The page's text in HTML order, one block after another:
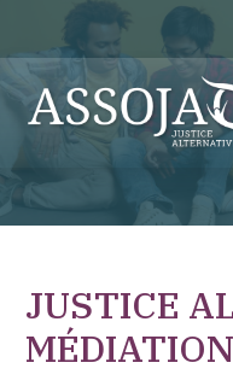
JUSTICE
MÉDIATION